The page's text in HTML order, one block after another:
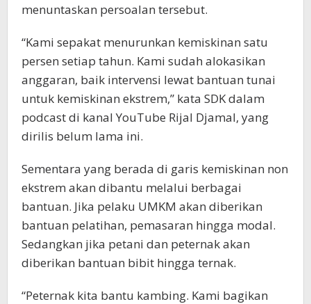
menuntaskan persoalan tersebut.
“Kami sepakat menurunkan kemiskinan satu
persen setiap tahun. Kami sudah alokasikan
anggaran, baik intervensi lewat bantuan tunai
untuk kemiskinan ekstrem,” kata SDK dalam
podcast di kanal YouTube Rijal Djamal, yang
dirilis belum lama ini.
Sementara yang berada di garis kemiskinan non
ekstrem akan dibantu melalui berbagai
bantuan. Jika pelaku UMKM akan diberikan
bantuan pelatihan, pemasaran hingga modal.
Sedangkan jika petani dan peternak akan
diberikan bantuan bibit hingga ternak.
“Peternak kita bantu kambing. Kami bagikan